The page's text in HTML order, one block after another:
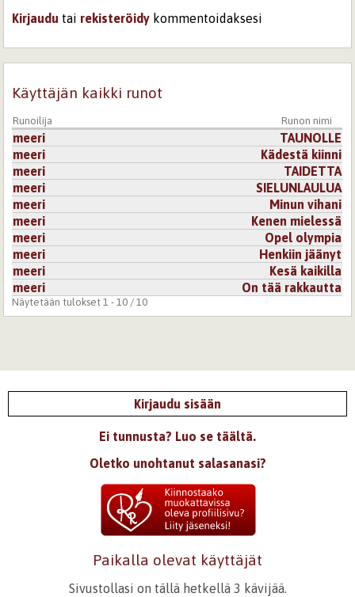
Kirjaudu tai rekisteröidy kommentoidaksesi
Käyttäjän kaikki runot
Runoilija Runon nimi
meeri
TAUNOLLE
meeri
Kädestä kiinni
meeri
TAIDETTA
meeri
SIELUNLAULUA
meeri
Minun vihani
meeri
Kenen mielessä
meeri
Opel olympia
meeri
Henkiin jäänyt
meeri
Kesä kaikilla
meeri
On tää rakkautta
Näytetään tulokset 1 - 10 / 10
Kirjaudu sisään
Ei tunnusta? Luo se täältä.
Oletko unohtanut salasanasi?
Paikalla olevat käyttäjät
Sivustollasi on tällä hetkellä 3 kävijää.